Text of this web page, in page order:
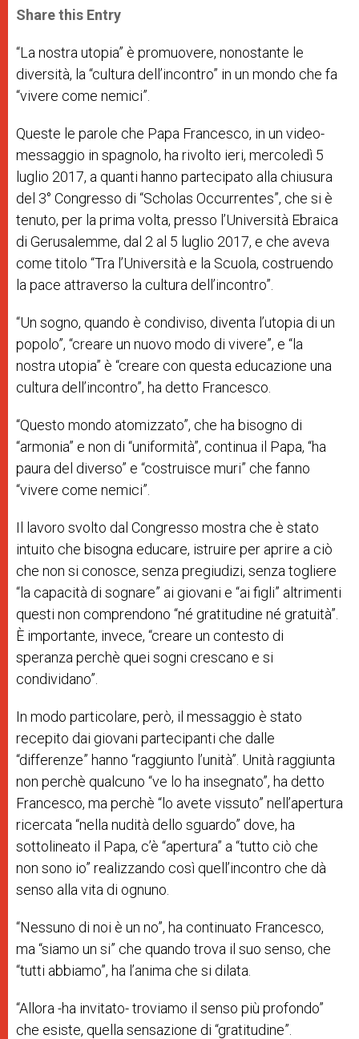
t
s
p
p
s
e
g
e
e
b
o
k
r
Share this Entry
“La nostra utopia” è promuovere, nonostante le
diversità, la “cultura dell’incontro” in un mondo che fa
“vivere come nemici”.
Queste le parole che Papa Francesco, in un video-
messaggio in spagnolo, ha rivolto ieri, mercoledì 5
luglio 2017, a quanti hanno partecipato alla chiusura
del 3° Congresso di “Scholas Occurrentes”, che si è
tenuto, per la prima volta, presso l’Università Ebraica
di Gerusalemme, dal 2 al 5 luglio 2017, e che aveva
come titolo “Tra l’Università e la Scuola, costruendo
la pace attraverso la cultura dell’incontro”.
“Un sogno, quando è condiviso, diventa l’utopia di un
popolo”, “creare un nuovo modo di vivere”, e “la
nostra utopia” è “creare con questa educazione una
cultura dell’incontro”, ha detto Francesco.
“Questo mondo atomizzato”, che ha bisogno di
“armonia” e non di “uniformità”, continua il Papa, “ha
paura del diverso” e “costruisce muri” che fanno
“vivere come nemici”.
Il lavoro svolto dal Congresso mostra che è stato
intuito che bisogna educare, istruire per aprire a ciò
che non si conosce, senza pregiudizi, senza togliere
“la capacità di sognare” ai giovani e “ai figli” altrimenti
questi non comprendono “né gratitudine né gratuità”.
È importante, invece, “creare un contesto di
speranza perchè quei sogni crescano e si
condividano”.
In modo particolare, però, il messaggio è stato
recepito dai giovani partecipanti che dalle
“differenze” hanno “raggiunto l’unità”. Unità raggiunta
non perchè qualcuno “ve lo ha insegnato”, ha detto
Francesco, ma perchè “lo avete vissuto” nell’apertura
ricercata “nella nudità dello sguardo” dove, ha
sottolineato il Papa, c’è “apertura” a “tutto ciò che
non sono io” realizzando così quell’incontro che dà
senso alla vita di ognuno.
“Nessuno di noi è un no”, ha continuato Francesco,
ma “siamo un si” che quando trova il suo senso, che
“tutti abbiamo”, ha l’anima che si dilata.
“Allora -ha invitato- troviamo il senso più profondo”
che esiste, quella sensazione di “gratitudine”.